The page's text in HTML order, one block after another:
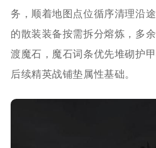
务，顺着地图点位循序清理沿
的散装装备按需拆分熔炼，多
渡魔石，魔石词条优先堆砌护
后续精英战铺垫属性基础。